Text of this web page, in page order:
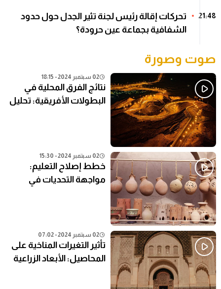
21:48
تحركات إقالة رئيس لجنة تثير الجدل حول حدود
الشفافية بجماعة عين حرودة؟
صوت وصورة
02 سبتمبر 2024 - 18:15
نتائج الفرق المحلية في
البطولات الأفريقية: تحليل
02 سبتمبر 2024 - 15:30
خطط إصلاح التعليم:
مواجهة التحديات في
02 سبتمبر 2024 - 07:02
تأثير التغيرات المناخية على
المحاصيل: الأبعاد الزراعية